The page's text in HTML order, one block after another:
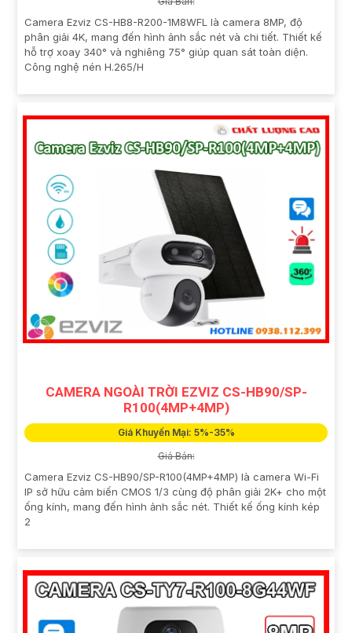
Camera Ezviz CS-HB8-R200-1M8WFL là camera 8MP, độ
phân giải 4K, mang đến hình ảnh sắc nét và chi tiết. Thiết kế
hỗ trợ xoay 340° và nghiêng 75° giúp quan sát toàn diện.
Công nghệ nén H.265/H
CAMERA NGOÀI TRỜI EZVIZ CS-HB90/SP-
R100(4MP+4MP)
Giá Khuyến Mại: 5%-35%
Giá Bán:
Camera Ezviz CS-HB90/SP-R100(4MP+4MP) là camera Wi-Fi
IP sở hữu cảm biến CMOS 1/3 cùng độ phân giải 2K+ cho một
ống kính, mang đến hình ảnh sắc nét. Thiết kế ống kính kép
2